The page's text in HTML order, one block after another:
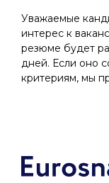
Уважаемые
интерес к
резюме будет
дней. Если оно
критериям, мы